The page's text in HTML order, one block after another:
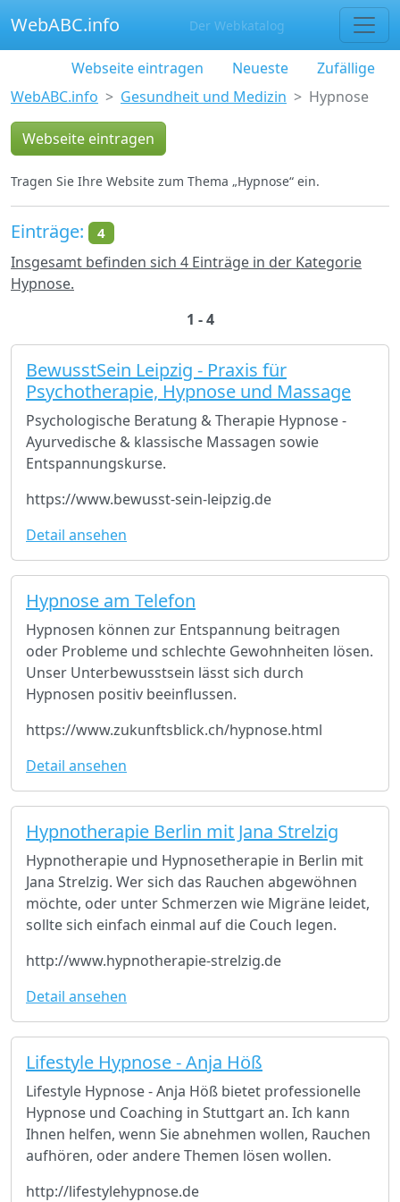
WebABC.info Der Webkatalog
Webseite eintragen Neueste
Zufällige
WebABC.info
Gesundheit und Medizin Hypnose
Webseite eintragen
Tragen Sie Ihre Website zum Thema „Hypnose“ ein.
Einträge: 4
Insgesamt befinden sich 4 Einträge in der Kategorie
Hypnose.
1 - 4
BewusstSein Leipzig - Praxis für
Psychotherapie, Hypnose und Massage
Psychologische Beratung & Therapie Hypnose -
Ayurvedische & klassische Massagen sowie
Entspannungskurse.
https://www.bewusst-sein-leipzig.de
Detail ansehen
Hypnose am Telefon
Hypnosen können zur Entspannung beitragen
oder Probleme und schlechte Gewohnheiten lösen.
Unser Unterbewusstsein lässt sich durch
Hypnosen positiv beeinflussen.
https://www.zukunftsblick.ch/hypnose.html
Detail ansehen
Hypnotherapie Berlin mit Jana Strelzig
Hypnotherapie und Hypnosetherapie in Berlin mit
Jana Strelzig. Wer sich das Rauchen abgewöhnen
möchte, oder unter Schmerzen wie Migräne leidet,
sollte sich einfach einmal auf die Couch legen.
http://www.hypnotherapie-strelzig.de
Detail ansehen
Lifestyle Hypnose - Anja Höß
Lifestyle Hypnose - Anja Höß bietet professionelle
Hypnose und Coaching in Stuttgart an. Ich kann
Ihnen helfen, wenn Sie abnehmen wollen, Rauchen
aufhören, oder andere Themen lösen wollen.
http://lifestylehypnose.de